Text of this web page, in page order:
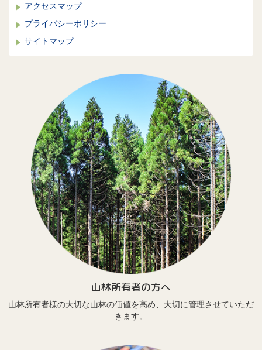
アクセスマップ
プライバシーポリシー
サイトマップ
山林所有者の方へ
山林所有者様の大切な山林の価値を高め、大切に管理させていただ
きます。